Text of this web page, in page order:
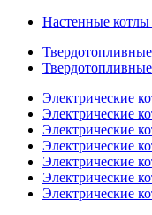
Настенные котлы
Электрические
Электрические
Электрические
Электрические
Электрические
Электрические
Электрические